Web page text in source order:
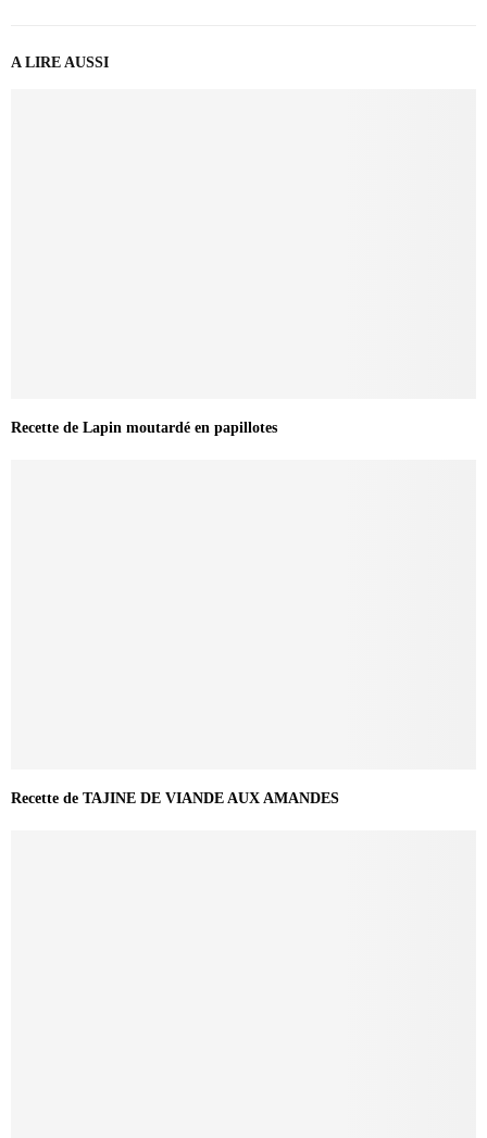
A LIRE AUSSI
Recette de Lapin moutardé en papillotes
Recette de TAJINE DE VIANDE AUX AMANDES